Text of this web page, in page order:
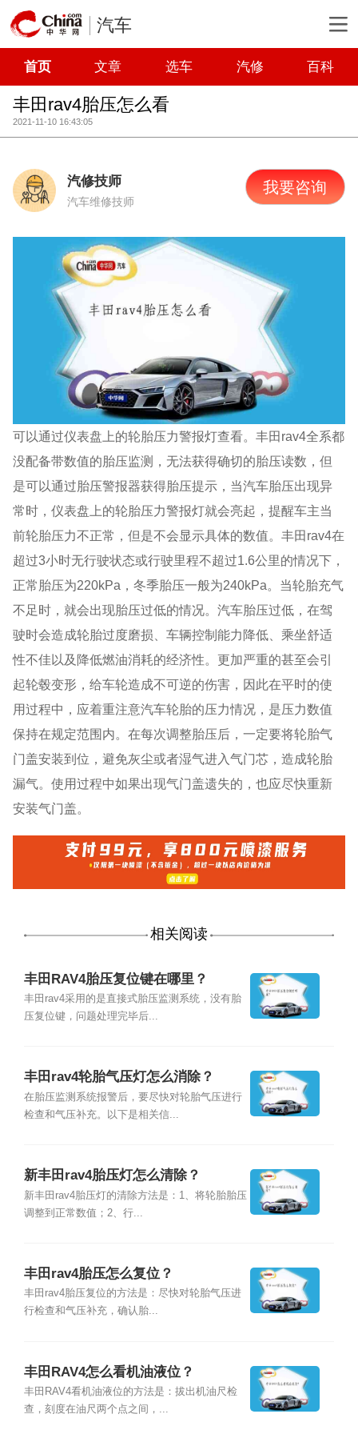
汽车
首页 文章 选车 汽修 百科
丰田rav4胎压怎么看
2021-11-10 16:43:05
汽修技师
汽车维修技师
我要咨询
可以通过仪表盘上的轮胎压力警报灯查看。丰田rav4全系都
没配备带数值的胎压监测，无法获得确切的胎压读数，但
是可以通过胎压警报器获得胎压提示，当汽车胎压出现异
常时，仪表盘上的轮胎压力警报灯就会亮起，提醒车主当
前轮胎压力不正常，但是不会显示具体的数值。丰田rav4在
超过3小时无行驶状态或行驶里程不超过1.6公里的情况下，
正常胎压为220kPa，冬季胎压一般为240kPa。当轮胎充气
不足时，就会出现胎压过低的情况。汽车胎压过低，在驾
驶时会造成轮胎过度磨损、车辆控制能力降低、乘坐舒适
性不佳以及降低燃油消耗的经济性。更加严重的甚至会引
起轮毂变形，给车轮造成不可逆的伤害，因此在平时的使
用过程中，应着重注意汽车轮胎的压力情况，是压力数值
保持在规定范围内。在每次调整胎压后，一定要将轮胎气
门盖安装到位，避免灰尘或者湿气进入气门芯，造成轮胎
漏气。使用过程中如果出现气门盖遗失的，也应尽快重新
安装气门盖。
相关阅读
丰田RAV4胎压复位键在哪里？
丰田rav4采用的是直接式胎压监测系统，没有胎
压复位键，问题处理完毕后...
丰田rav4轮胎气压灯怎么消除？
在胎压监测系统报警后，要尽快对轮胎气压进行
检查和气压补充。以下是相关信...
新丰田rav4胎压灯怎么清除？
新丰田rav4胎压灯的清除方法是：1、将轮胎胎压
调整到正常数值；2、行...
丰田rav4胎压怎么复位？
丰田rav4胎压复位的方法是：尽快对轮胎气压进
行检查和气压补充，确认胎...
丰田RAV4怎么看机油液位？
丰田RAV4看机油液位的方法是：拔出机油尺检
查，刻度在油尺两个点之间，...